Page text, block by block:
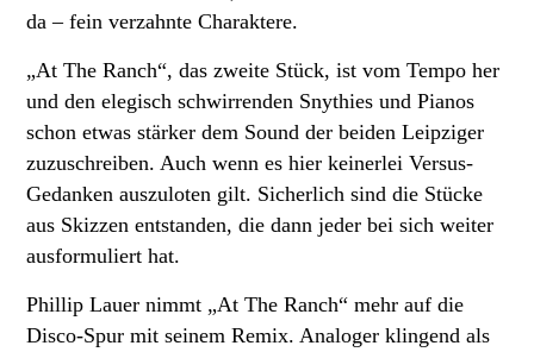
da – fein verzahnte Charaktere.
„At The Ranch“, das zweite Stück, ist vom Tempo her
und den elegisch schwirrenden Snythies und Pianos
schon etwas stärker dem Sound der beiden Leipziger
zuzuschreiben. Auch wenn es hier keinerlei Versus-
Gedanken auszuloten gilt. Sicherlich sind die Stücke
aus Skizzen entstanden, die dann jeder bei sich weiter
ausformuliert hat.
Phillip Lauer nimmt „At The Ranch“ mehr auf die
Disco-Spur mit seinem Remix. Analoger klingend als